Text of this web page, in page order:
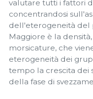
valutare tutti i fattori
concentrandosi
dell'eterogeneità del
Maggiore è la
morsicature, che
eterogeneità dei
tempo la crescita dei
della fase di